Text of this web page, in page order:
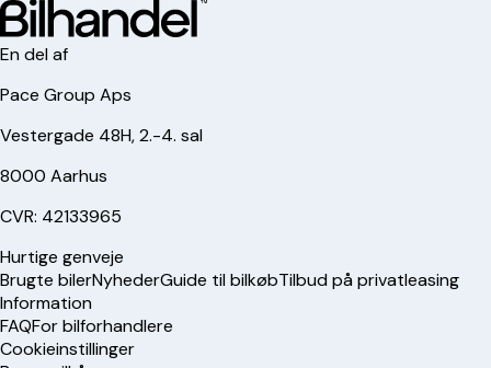
En del af
Pace Group Aps
Vestergade 48H, 2.-4. sal
8000 Aarhus
CVR: 42133965
Hurtige genveje
Brugte bilerNyhederGuide til bilkøbTilbud på privatleasing
Information
FAQFor bilforhandlere
Cookieinstillinger